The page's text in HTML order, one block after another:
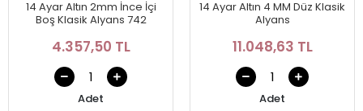
14 Ayar Altın 2mm İnce İçi
Boş Klasik Alyans 742
4.357,50 TL
Adet
14 Ayar Altın 4 MM Düz Klasik
Alyans
11.048,63 TL
Adet